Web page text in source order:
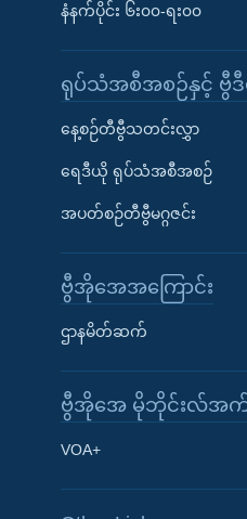
Learning English
နံနက်ပိုင်း ၆း၀၀-ရး၀၀
ရုပ်သံအစီအစဉ်နှင့် ဗွီဒီ
နေ့စဉ်တီဗွီသတင်းလွှာ
ရေဒီယို ရုပ်သံအစီအစဉ်
အပတ်စဉ်တီဗွီမဂ္ဂဇင်း
ဗွီအိုအေအကြောင်း
ဌာနမိတ်ဆက်
ဗွီအိုအေ မိုဘိုင်းလ်အက်ပ်
VOA+